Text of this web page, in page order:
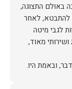
באולם התצוגה,
להתבטא, לאחר
לגבי מיטה
ושירותי מאוד,